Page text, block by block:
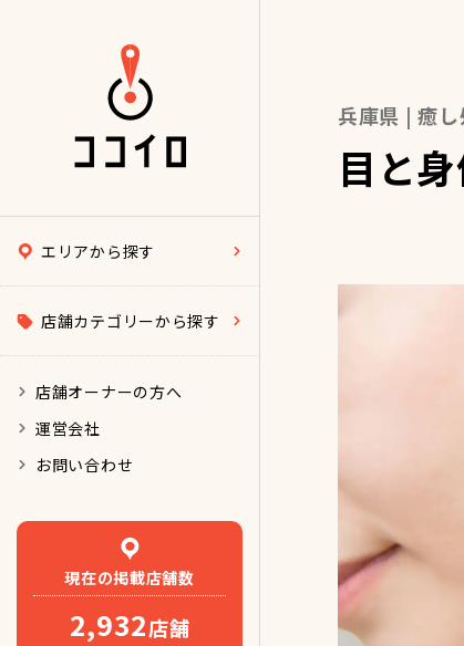
エリアから探す
店舗カテゴリーから探す
店舗オーナーの方へ
運営会社
お問い合わせ
現在の掲載店舗数
2,932店舗
兵庫県 | 癒
目と